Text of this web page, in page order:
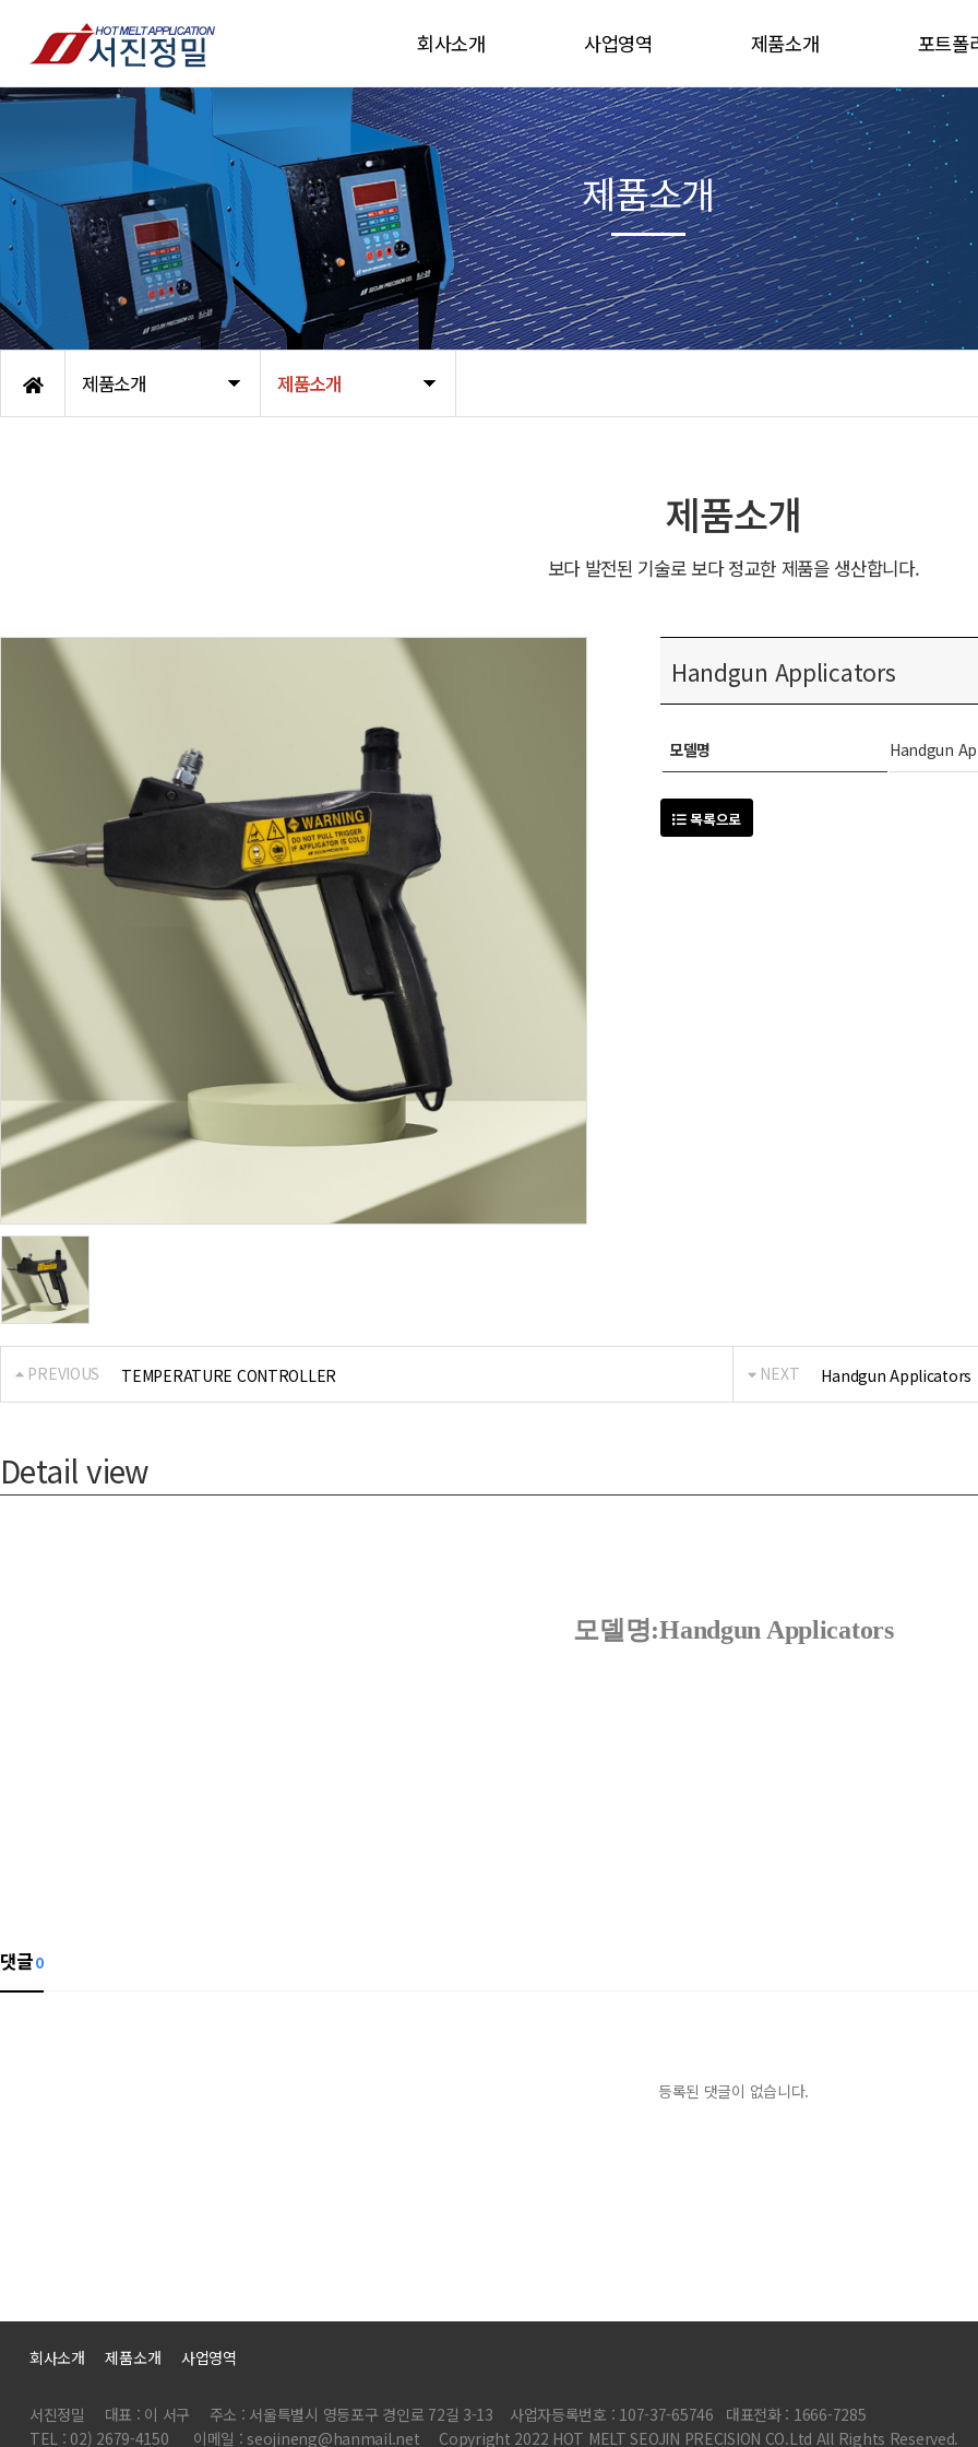
회사소개
인사말
조직도
인증서
주요거래처
오시는 길
사업영역
사업영역
제품소개
제품소개
기타제품
포트폴
갤러
유투브
제품소개 제품소개
제품소개
제품소개
보다 발전된 기술로 보다 정교한 제품을 생산합니다.
Handgun Applicators
모델명 Handgun
목록으로
PREVIOUS TEMPERATURE CONTROLLER NEXT Handgun Applicators
Detail view
모델명:Handgun Applicators
댓글0
등록된 댓글이 없습니다.
회사소개 제품소개 사업영역
서진정밀 대표 : 이 서구 주소 : 서울특별시 영등포구 경인로 72길 3-13 사업자등록번호 : 107-37-65746 대표전화 : 1666-7285
TEL : 02) 2679-4150
이메일 : seojineng@hanmail.net Copyright 2022 HOT MELT SEOJIN PRECISION CO.Ltd All Rights Reserved.